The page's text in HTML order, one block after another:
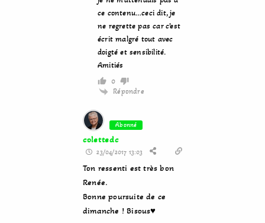
ce contenu…ceci dit, je
ne regrette pas car c’est
écrit malgré tout avec
doigté et sensibilité.
Amitiés
0
Répondre
Abonné
colettedc
23/04/2017 13:03
Ton ressenti est très bon
Renée.
Bonne poursuite de ce
dimanche ! Bisous♥